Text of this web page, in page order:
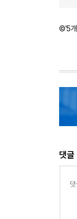
©'5개
댓글